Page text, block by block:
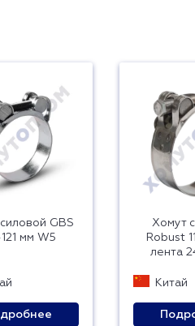
GBS
121 мм W5
Хомут
Robust
лента
Китай